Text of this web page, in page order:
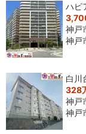
ハピ
神戸
神戸
白川
328
神戸
神戸